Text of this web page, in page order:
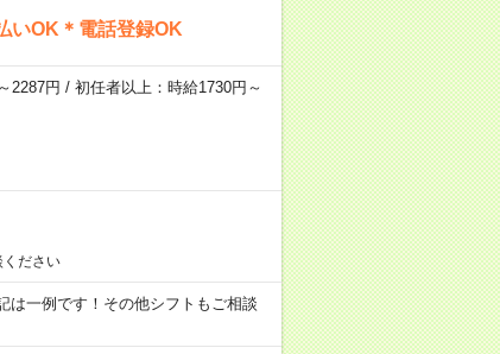
いOK＊電話登録OK
2287円 / 初任者以上：時給1730円～
ださい
は一例です！その他シフトもご相談